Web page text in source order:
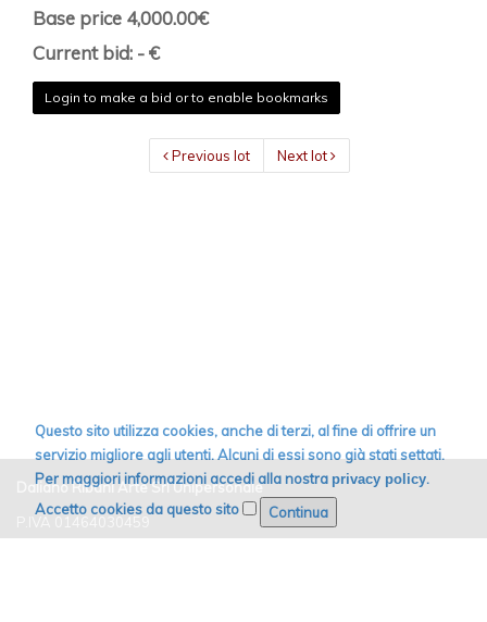
Base price 4,000.00€
Current bid: - €
Login to make a bid or to enable bookmarks
Previous lot Next lot
Daliano Ribani Arte Srl Unipersonale
Questo sito utilizza cookies, anche di terzi, al fine di offrire un
servizio migliore agli utenti. Alcuni di essi sono già stati settati.
Per maggiori informazioni accedi alla nostra privacy policy.
Accetto cookies da questo sito